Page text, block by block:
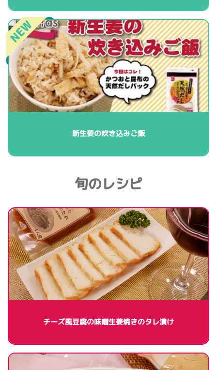
新生姜の炊き込みご飯
旬のレシピ
チーズ風豆腐の味噌生姜焼きのタレ漬け